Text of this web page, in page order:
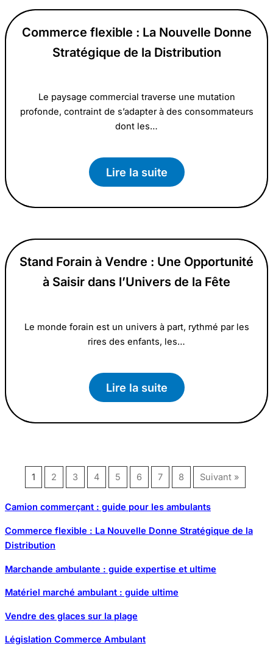
Commerce flexible : La Nouvelle Donne
Stratégique de la Distribution
Le paysage commercial traverse une mutation
profonde, contraint de s’adapter à des consommateurs
dont les…
Lire la suite
Stand Forain à Vendre : Une Opportunité
à Saisir dans l’Univers de la Fête
Le monde forain est un univers à part, rythmé par les
rires des enfants, les…
Lire la suite
1 2 3 4 5 6 7 8 Suivant »
Camion commerçant : guide pour les ambulants
Commerce flexible : La Nouvelle Donne Stratégique de la
Distribution
Marchande ambulante : guide expertise et ultime
Matériel marché ambulant : guide ultime
Vendre des glaces sur la plage
Législation Commerce Ambulant